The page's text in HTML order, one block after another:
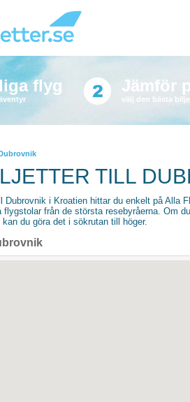
flyg Jämför
välj den bästa
TILL
Dubrovnik i Kroatien hittar du enkelt på Alla
flygstolar från de största resebyråerna. Om
du göra det i sökrutan till höger.